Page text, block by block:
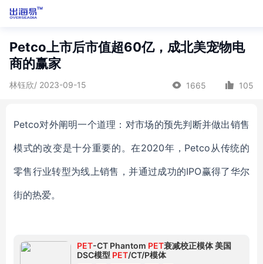
Petco上市后市值超60亿，成北美宠物电
商的赢家
林钰欣/ 2023-09-15 1665 105
Petco对外阐明一个道理：对市场的预先判断并做出销售
模式的改变是十分重要的。在2020年，Petco从传统的
零售行业转型为线上销售，并通过成功的IPO赢得了华尔
街的热爱。
PET-CT Phantom PET衰减校正模体 美国
DSC模型 PET/CT/P模体